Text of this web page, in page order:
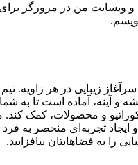
و وبسایت من در مرورگر
زیبایی در هر زاویه. تیم
آینه، آماده است تا به شما
و محصولات، کمک کند.
تجربه‌ای منحصر به فرد
را به فضاهایتان بیافزایید.